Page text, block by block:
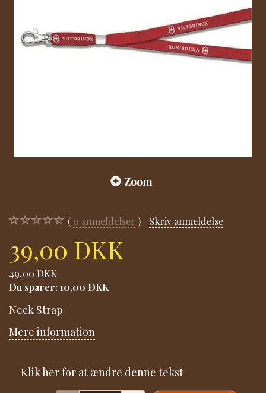
Zoom
0 anmeldelser Skriv anmeldelse
39,00 DKK
49,00 DKK
Du sparer: 10,00 DKK
Neck Strap
Mere information
Klik her for at ændre denne tekst